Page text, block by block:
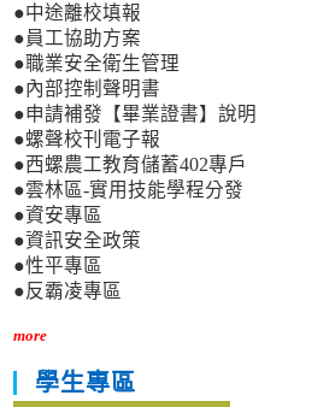
●中途離校填報
●員工協助方案
●職業安全衛生管理
●內部控制聲明書
●申請補發【畢業證書】說明
●螺聲校刊電子報
●西螺農工教育儲蓄402專戶
●雲林區-實用技能學程分發
●資安專區
●資訊安全政策
●性平專區
●反霸凌專區
more
學生專區